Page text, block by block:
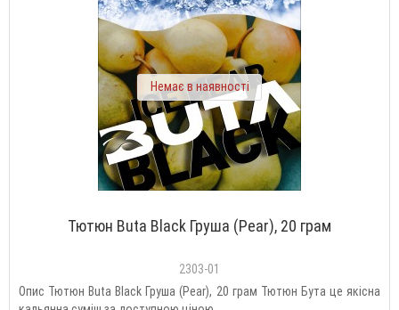
Немає в наявності
Тютюн Buta Black Груша (Pear), 20 грам
2303-01
Опис Тютюн Buta Black Груша (Pear), 20 грам Тютюн Бута це якісна